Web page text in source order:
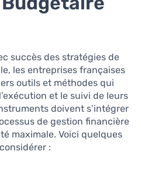
succès des stratégies de
les entreprises françaises
outils et méthodes qui
et le suivi de leurs
doivent s’intégrer
de gestion financière
maximale. Voici quelques
: